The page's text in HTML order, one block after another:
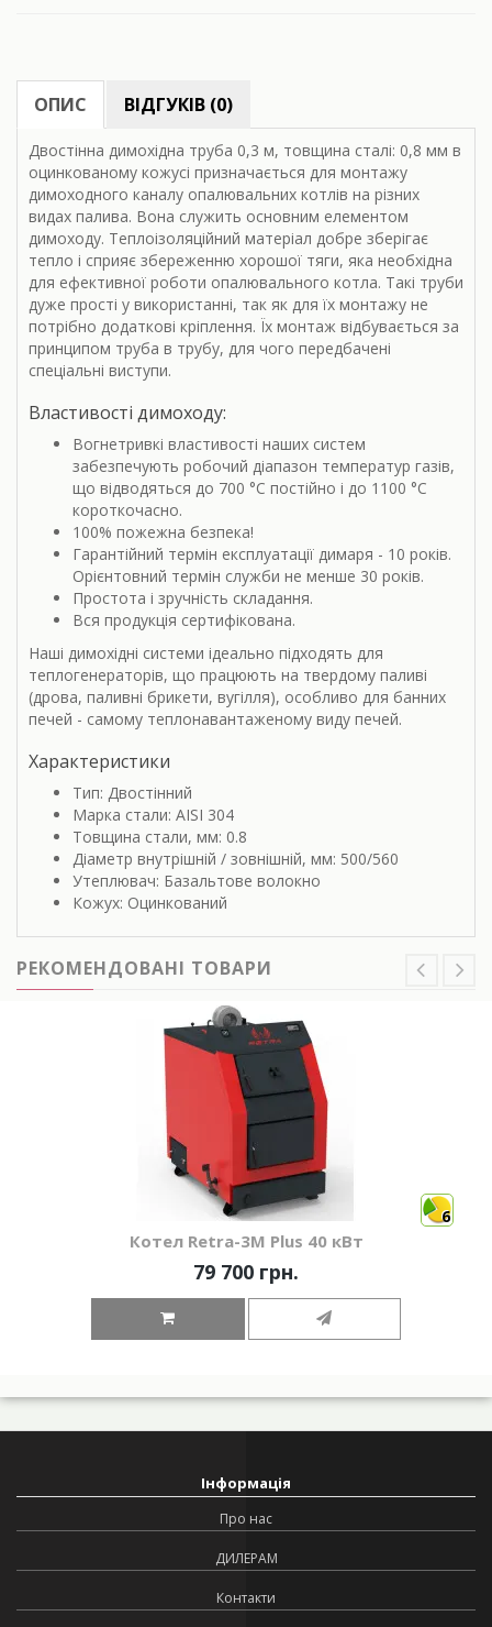
ОПИС ВІДГУКІВ (0)
Двостінна димохідна труба 0,3 м, товщина сталі: 0,8 мм в
оцинкованому кожусі призначається для монтажу
димоходного каналу опалювальних котлів на різних
видах палива. Вона служить основним елементом
димоходу. Теплоізоляційний матеріал добре зберігає
тепло і сприяє збереженню хорошої тяги, яка необхідна
для ефективної роботи опалювального котла. Такі труби
дуже прості у використанні, так як для їх монтажу не
потрібно додаткові кріплення. Їх монтаж відбувається за
принципом труба в трубу, для чого передбачені
спеціальні виступи.
Властивості димоходу:
Вогнетривкі властивості наших систем
забезпечують робочий діапазон температур газів,
що відводяться до 700 °С постійно і до 1100 °С
короткочасно.
100% пожежна безпека!
Гарантійний термін експлуатації димаря - 10 років.
Орієнтовний термін служби не менше 30 років.
Простота і зручність складання.
Вся продукція сертифікована.
Наші димохідні системи ідеально підходять для
теплогенераторів, що працюють на твердому паливі
(дрова, паливні брикети, вугілля), особливо для банних
печей - самому теплонавантаженому виду печей.
Характеристики
Тип: Двостінний
Марка стали: AISI 304
Товщина стали, мм: 0.8
Діаметр внутрішній / зовнішній, мм: 500/560
Утеплювач: Базальтове волокно
Кожух: Оцинкований
РЕКОМЕНДОВАНІ ТОВАРИ
6
Котел Retra-3М Plus 40 кВт
79 700 грн.
Інформація
Про нас
ДИЛЕРАМ
Контакти